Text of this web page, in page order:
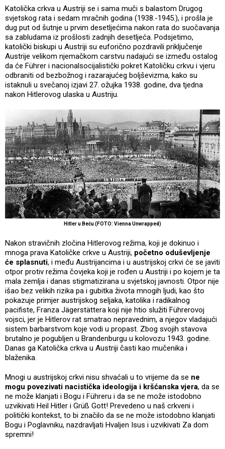
Katolička crkva u Austriji se i sama muči s balastom Drugog
svjetskog rata i sedam mračnih godina (1938.-1945.), i prošla je
dug put od šutnje u prvim desetljećima nakon rata do suočavanja
sa zabludama iz prošlosti zadnjih desetljeća. Podsjetimo,
katolički biskupi u Austriji su euforično pozdravili priključenje
Austrije velikom njemačkom carstvu nadajući se između ostalog
da će Führer i nacionalsocijalistički pokret Katoličku crkvu i vjeru
odbraniti od bezbožnog i razarajućeg boljševizma, kako su
istaknuli u svečanoj izjavi 27. ožujka 1938. godine, dva tjedna
nakon Hitlerovog ulaska u Austriju.
Hitler u Beču (FOTO: Vienna Unwrapped)
Nakon stravičnih zločina Hitlerovog režima, koji je dokinuo i
mnoga prava Katoličke crkve u Austriji, početno oduševljenje
će splasnuti, i među Austrijancima i u austrijskoj crkvi će se javiti
otpor protiv režima čovjeka koji je rođen u Austriji i po kojem je ta
mala zemlja i danas stigmatizirana u svjetskoj javnosti. Otpor nije
išao bez velikih rizika pa i gubitka života mnogih ljudi, kao što
pokazuje primjer austrijskog seljaka, katolika i radikalnog
pacifiste, Franza Jägerstättera koji nije htio služiti Führerovoj
vojsci, jer je Hitlerov rat smatrao nepravednim, a njegov vladajući
sistem barbarstvom koje vodi u propast. Zbog svojih stavova
brutalno je pogubljen u Brandenburgu u kolovozu 1943. godine.
Danas ga Katolička crkva u Austriji časti kao mučenika i
blaženika.
Mnogi u austrijskoj crkvi nisu shvaćali u to vrijeme da se ne
mogu povezivati nacistička ideologija i kršćanska vjera, da se
ne može klanjati i Bogu i Führeru i da se ne može istodobno
uzvikivati Heil Hitler i Grüß Gott! Prevedeno u naš crkveni i
politički kontekst, to bi značilo da se ne može istodobno klanjati
Bogu i Poglavniku, nazdravljati Hvaljen Isus i uzvikivati Za dom
spremni!